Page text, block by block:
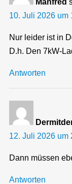
10. Juli 2026 um
Nur leider ist in
D.h. Den 7kW-
Antworten
12. Juli 2026 um
Dann müssen
Antworten